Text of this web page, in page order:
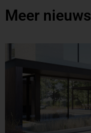
Meer nieuws